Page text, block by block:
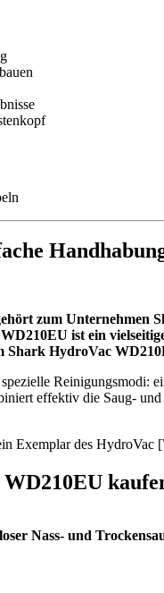
zum Unternehmen
ist ein
HydroVac
Reinigungsmodi:
effektiv die Saug-
Exemplar des
Nass- und